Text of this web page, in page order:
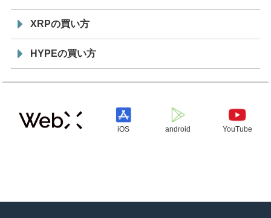
XRPの買い方
HYPEの買い方
iOS android YouTube